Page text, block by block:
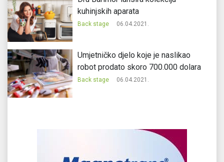
kuhinjskih aparata
Back stage 06.04.2021.
Umjetničko djelo koje je naslikao
robot prodato skoro 700.000 dolara
Back stage 06.04.2021.